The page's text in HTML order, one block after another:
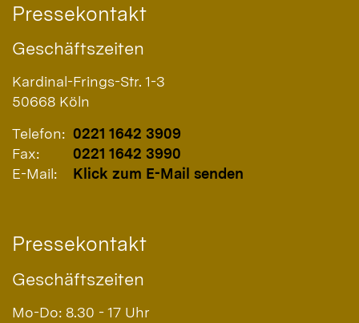
Pressekontakt
Geschäftszeiten
Kardinal-Frings-Str. 1-3
50668 Köln
Telefon: 0221 1642 3909
Fax:
0221 1642 3990
E-Mail:
Klick zum E-Mail senden
Pressekontakt
Geschäftszeiten
Mo-Do: 8.30 - 17 Uhr